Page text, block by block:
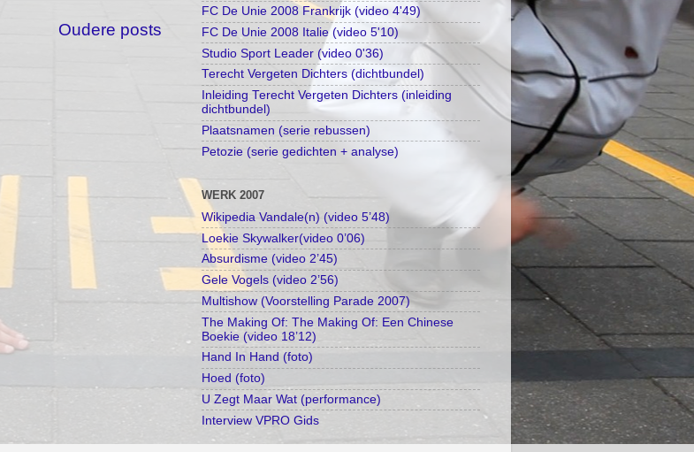
Oudere posts
FC De Unie 2008 Frankrijk (video 4'49)
FC De Unie 2008 Italie (video 5'10)
Studio Sport Leader (video 0'36)
Terecht Vergeten Dichters (dichtbundel)
Inleiding Terecht Vergeten Dichters (inleiding
dichtbundel)
Plaatsnamen (serie rebussen)
Petozie (serie gedichten + analyse)
WERK 2007
Wikipedia Vandale(n) (video 5’48)
Loekie Skywalker(video 0’06)
Absurdisme (video 2’45)
Gele Vogels (video 2’56)
Multishow (Voorstelling Parade 2007)
The Making Of: The Making Of: Een Chinese
Boekie (video 18’12)
Hand In Hand (foto)
Hoed (foto)
U Zegt Maar Wat (performance)
Interview VPRO Gids